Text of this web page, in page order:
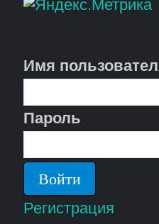
Имя
Пароль
Регистрация